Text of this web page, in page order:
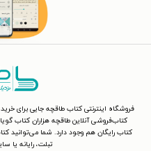
فروشگاه اینترنتی کتاب طاقچه جایی برای
کتاب‌فروشی آنلاین طاقچه هزاران کتاب
کتاب رایگان هم وجود دارد. شما می‌توانید
تبلت، رایانه یا